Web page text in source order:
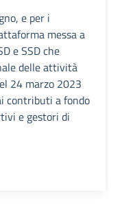
e per i
messa a
e SSD che
delle attività
24 marzo 2023
contributi a fondo
e gestori di